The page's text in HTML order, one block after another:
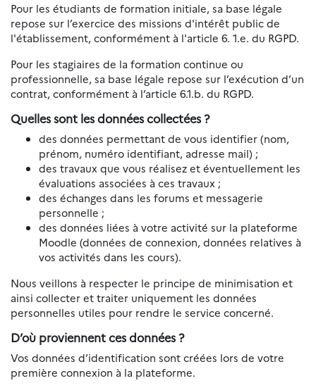
Pour les étudiants de formation initiale, sa base légale
repose sur l’exercice des missions d'intérêt public de
l'établissement, conformément à l'article 6. 1.e. du RGPD.
Pour les stagiaires de la formation continue ou
professionnelle, sa base légale repose sur l’exécution d’un
contrat, conformément à l’article 6.1.b. du RGPD.
Quelles sont les données collectées ?
des données permettant de vous identifier (nom,
prénom, numéro identifiant, adresse mail) ;
des travaux que vous réalisez et éventuellement les
évaluations associées à ces travaux ;
des échanges dans les forums et messagerie
personnelle ;
des données liées à votre activité sur la plateforme
Moodle (données de connexion, données relatives à
vos activités dans les cours).
Nous veillons à respecter le principe de minimisation et
ainsi collecter et traiter uniquement les données
personnelles utiles pour rendre le service concerné.
D’où proviennent ces données ?
Vos données d’identification sont créées lors de votre
première connexion à la plateforme.